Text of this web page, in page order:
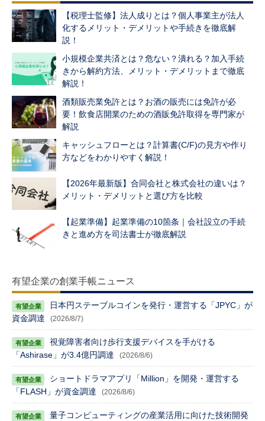
【税理士監修】法人成りとは？個人事業主が法人
化するメリット・デメリットや手続きを徹底解
説！
小規模企業共済とは？危ない？潰れる？加入手続
きから解約方法、メリット・デメリットまで徹底
解説！
酒類販売業免許とは？お酒の販売には免許が必
要！飲食店開業のための酒販免許取得を専門家が
解説
キャッシュフローとは？計算書(C/F)の見方や作り
方などをわかりやすく解説！
【2026年最新版】合同会社と株式会社の違いは？
メリット・デメリットと選び方を比較
【起業準備】起業準備の10箇条｜会社設立の手続
きと進め方を司法書士が徹底解説
有望企業の創業手帳ニュース
日本円ステーブルコインを発行・運営する「JPYC」が
資金調達
(2026/8/7)
視覚障害者向け歩行支援デバイスを手がける
「Ashirase」が3.4億円調達
(2026/8/6)
ショートドラマアプリ「Million」を開発・運営する
「FLASH」が資金調達
(2026/8/6)
量子コンピューティングの産業活用に向けた技術開発